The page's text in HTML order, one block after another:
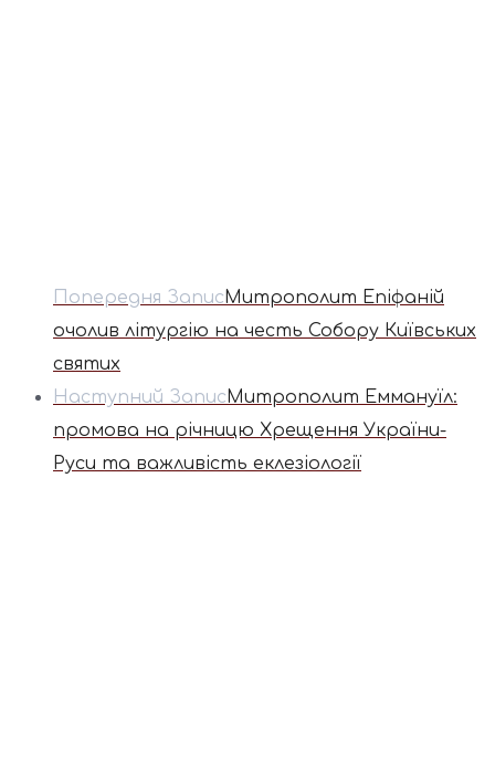
Попередня ЗаписМитрополит Епіфаній
очолив літургію на честь Собору Київських
святих
Наступний ЗаписМитрополит Еммануїл:
промова на річницю Хрещення України-
Руси та важливість еклезіології